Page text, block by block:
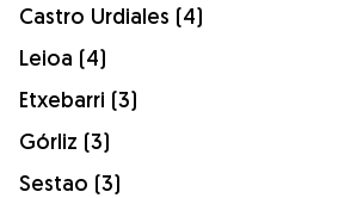
Castro Urdiales (4)
Leioa (4)
Etxebarri (3)
Górliz (3)
Sestao (3)